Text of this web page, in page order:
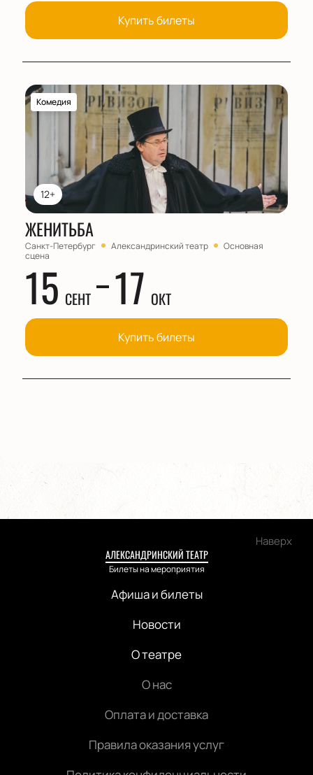
Купить билеты
12+
Комедия
ЖЕНИТЬБА
Санкт-Петербург Александринский театр
Основная
сцена
15 СЕНТ 17 ОКТ
Купить билеты
Наверх
АЛЕКСАНДРИНСКИЙ ТЕАТР
Билеты на мероприятия
Афиша и билеты
Новости
О театре
О нас
Оплата и доставка
Правила оказания услуг